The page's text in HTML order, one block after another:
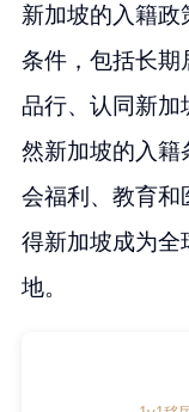
新加坡的入籍政
条件，包括长期
品行、认同新加
然新加坡的入籍
会福利、教育和
得新加坡成为全
地。